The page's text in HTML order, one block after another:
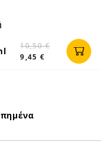
10,50 €
9,45 €